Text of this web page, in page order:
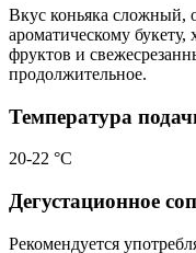
Вкус коньяка сложный,
ароматическому букету,
фруктов и
продолжительное.
Температура
20-22 °С
Дегустационное
Рекомендуется